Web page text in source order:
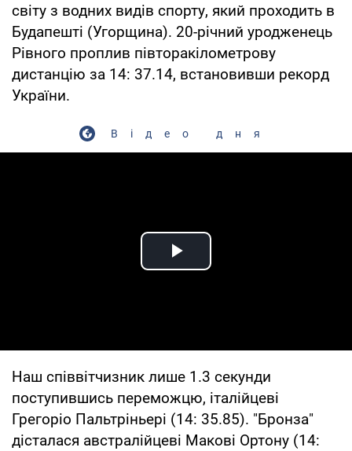
світу з водних видів спорту, який проходить в
Будапешті (Угорщина). 20-річний уродженець
Рівного проплив півторакілометрову
дистанцію за 14: 37.14, встановивши рекорд
України.
Відео дня
Play Video
Наш співвітчизник лише 1.3 секунди
поступившись переможцю, італійцеві
Грегоріо Пальтріньері (14: 35.85). "Бронза"
дісталася австралійцеві Макові Ортону (14: